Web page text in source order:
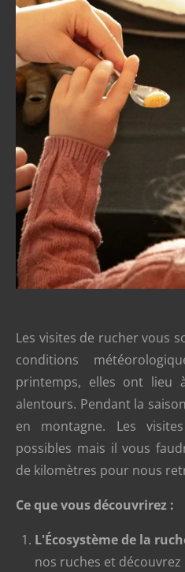
Les visites de rucher vous
conditions
printemps, elles ont lieu
alentours. Pendant la
en montagne. Les
possibles mais il vous
de kilomètres pour nous
Ce que vous découvrirez :
L'Écosystème de la
nos ruches et